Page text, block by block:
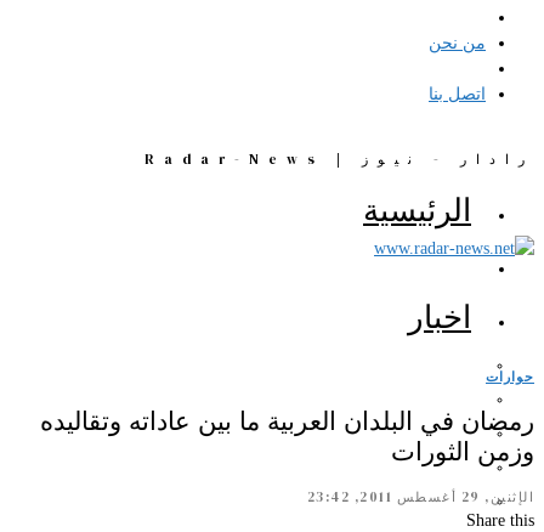
من نحن
اتصل بنا
رادار - نيوز | Radar-News
الرئيسية
اخبار
حوارات
رمضان في البلدان العربية ما بين عاداته وتقاليده
وزمن الثورات
الإثنين, 29 أغسطس 2011, 23:42
Share this